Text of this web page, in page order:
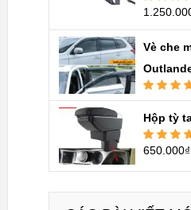
Được
Vè che
Được
hạng
sao
Hộp tỳ
Được xếp
sao
650.000₫